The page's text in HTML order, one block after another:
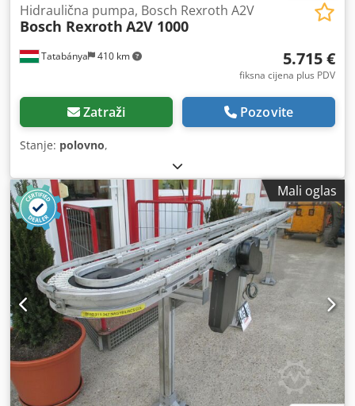
Tatabánya 410 km
Hidraulična pumpa, Bosch Rexroth A2V
Bosch Rexroth A2V 1000
5.715 €
fiksna cijena plus PDV
Zatraži Pozovite
Stanje: polovno,
Mali oglas